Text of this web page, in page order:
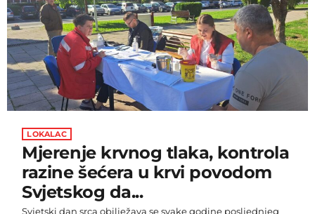
zemljama ipak odlučili vratiti u rodni kraj. Da je takvih sve
više, najbolje pokazuju podaci o broju djece
"povratnika" upisanih […]
LOKALAC
Mjerenje krvnog tlaka, kontrola
razine šećera u krvi povodom
Svjetskog da...
Svjetski dan srca obilježava se svake godine posljednjeg